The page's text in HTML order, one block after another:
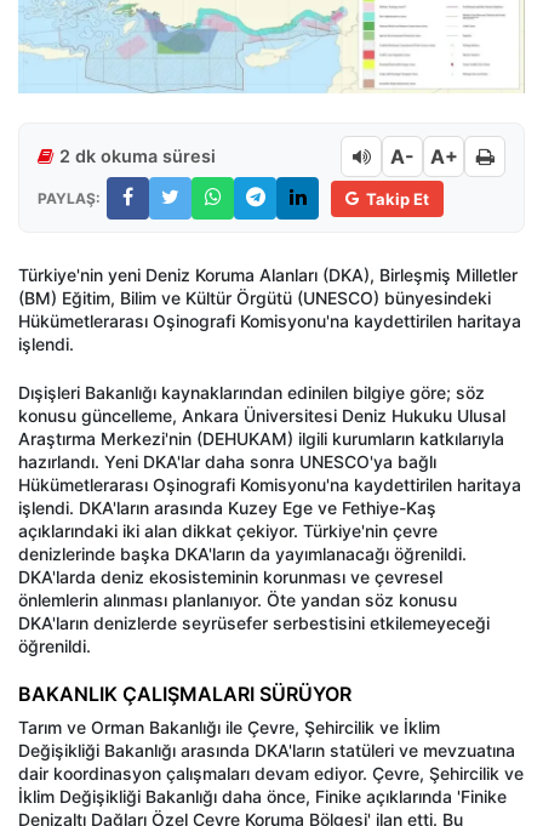
2 dk okuma süresi A- A+
PAYLAŞ: Takip Et
Türkiye'nin yeni Deniz Koruma Alanları (DKA), Birleşmiş Milletler
(BM) Eğitim, Bilim ve Kültür Örgütü (UNESCO) bünyesindeki
Hükümetlerarası Oşinografi Komisyonu'na kaydettirilen haritaya
işlendi.
Dışişleri Bakanlığı kaynaklarından edinilen bilgiye göre; söz
konusu güncelleme, Ankara Üniversitesi Deniz Hukuku Ulusal
Araştırma Merkezi'nin (DEHUKAM) ilgili kurumların katkılarıyla
hazırlandı. Yeni DKA'lar daha sonra UNESCO'ya bağlı
Hükümetlerarası Oşinografi Komisyonu'na kaydettirilen haritaya
işlendi. DKA'ların arasında Kuzey Ege ve Fethiye-Kaş
açıklarındaki iki alan dikkat çekiyor. Türkiye'nin çevre
denizlerinde başka DKA'ların da yayımlanacağı öğrenildi.
DKA'larda deniz ekosisteminin korunması ve çevresel
önlemlerin alınması planlanıyor. Öte yandan söz konusu
DKA'ların denizlerde seyrüsefer serbestisini etkilemeyeceği
öğrenildi.
BAKANLIK ÇALIŞMALARI SÜRÜYOR
Tarım ve Orman Bakanlığı ile Çevre, Şehircilik ve İklim
Değişikliği Bakanlığı arasında DKA'ların statüleri ve mevzuatına
dair koordinasyon çalışmaları devam ediyor. Çevre, Şehircilik ve
İklim Değişikliği Bakanlığı daha önce, Finike açıklarında 'Finike
Denizaltı Dağları Özel Çevre Koruma Bölgesi' ilan etti. Bu